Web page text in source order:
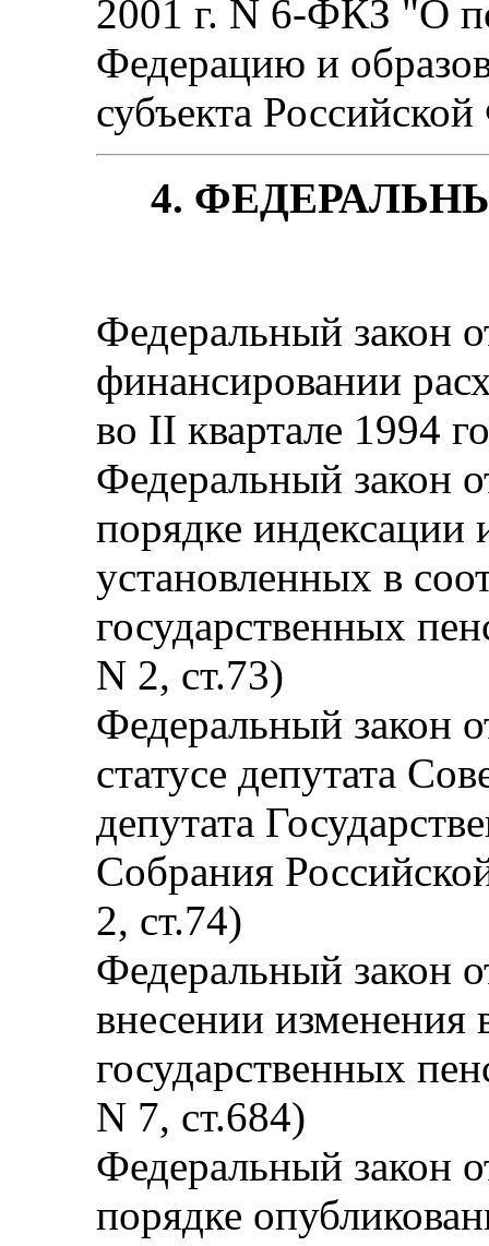
2001 г. N 6-ФКЗ "О
Федерацию и
субъекта
4.
Федеральный закон
финансировании
во II квартале 1994
Федеральный закон
порядке индексации
установленных в
государственных
N 2, ст.73)
Федеральный закон
статусе депутата
депутата
Собрания
2, ст.74)
Федеральный закон
внесении
государственных
N 7, ст.684)
Федеральный закон
порядке